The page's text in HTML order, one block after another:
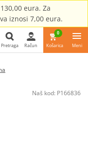
eura. Za
iznosi 7,00 eura.
Pretraga Račun
0
Košarica Meni
Naš kod: P166836